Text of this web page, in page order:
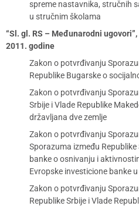
spreme nastavnika, stručnih
u stručnim školama
“Sl. gl. RS – Međunarodni
2011. godine
Zakon o potvrđivanju
Republike Bugarske o
Zakon o potvrđivanju
Srbije i Vlade Republike
državljana dve zemlje
Zakon o potvrđivanju
Sporazuma između
banke o osnivanju i
Evropske investicione banke
Zakon o potvrđivanju
Republike Srbije i Vlade